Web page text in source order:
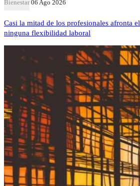
Bienestar 06 Ago 2026
Casi la mitad de los profesionales afronta
ninguna flexibilidad laboral